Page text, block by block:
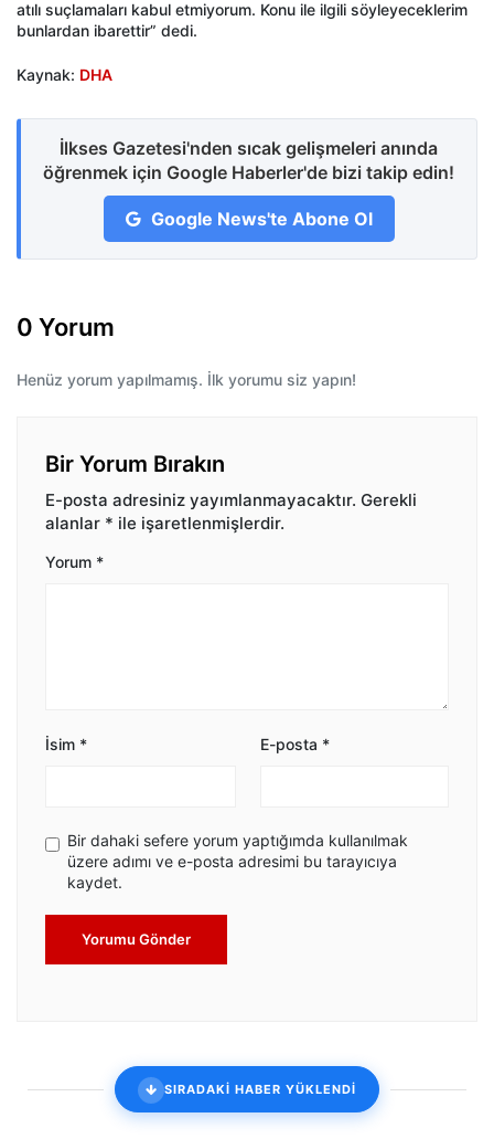
atılı suçlamaları kabul etmiyorum. Konu ile ilgili söyleyeceklerim
bunlardan ibarettir” dedi.
Kaynak: DHA
İlkses Gazetesi'nden sıcak gelişmeleri anında
öğrenmek için Google Haberler'de bizi takip edin!
Google News'te Abone Ol
0 Yorum
Henüz yorum yapılmamış. İlk yorumu siz yapın!
Bir Yorum Bırakın
E-posta adresiniz yayımlanmayacaktır. Gerekli
alanlar * ile işaretlenmişlerdir.
Yorum *
İsim * E-posta *
Bir dahaki sefere yorum yaptığımda kullanılmak
üzere adımı ve e-posta adresimi bu tarayıcıya
kaydet.
Yorumu Gönder
SIRADAKİ HABER YÜKLENDİ